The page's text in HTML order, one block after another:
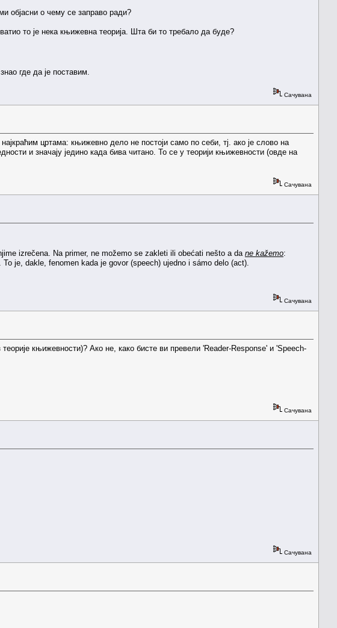
објасни о чему се заправо ради?
то је нека књижевна теорија. Шта би то требало да буде?
где да је поставим.
Сачувана
цртама: књижевно дело не постоји само по себи, тј. ако је слово на
и значају једино када бива читано. То се у теорији књижевности (овде на
Сачувана
izrečena. Na primer, ne možemo se zakleti ili obećati nešto a da ne kažemo:
je, dakle, fenomen kada je govor (speech) ujedno i sámo delo (act).
Сачувана
књижевности)? Ако не, како бисте ви превели 'Reader-Response' и 'Speech-
Сачувана
Сачувана